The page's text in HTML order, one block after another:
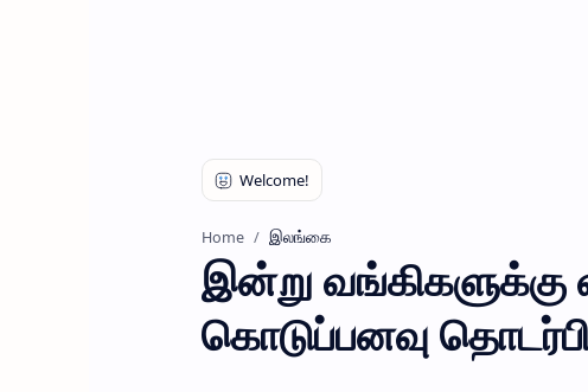
Home இலங்கை
இன்று
கொடுப்பனவு